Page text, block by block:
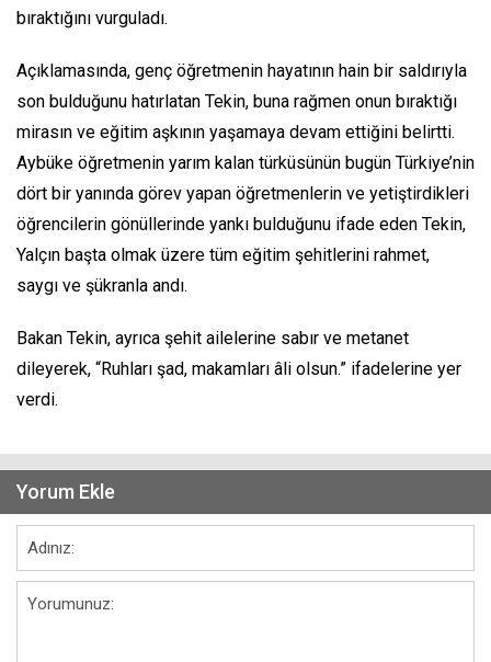
bıraktığını vurguladı.
Açıklamasında, genç öğretmenin hayatının hain bir saldırıyla
son bulduğunu hatırlatan Tekin, buna rağmen onun bıraktığı
mirasın ve eğitim aşkının yaşamaya devam ettiğini belirtti.
Aybüke öğretmenin yarım kalan türküsünün bugün Türkiye’nin
dört bir yanında görev yapan öğretmenlerin ve yetiştirdikleri
öğrencilerin gönüllerinde yankı bulduğunu ifade eden Tekin,
Yalçın başta olmak üzere tüm eğitim şehitlerini rahmet,
saygı ve şükranla andı.
Bakan Tekin, ayrıca şehit ailelerine sabır ve metanet
dileyerek, “Ruhları şad, makamları âli olsun.” ifadelerine yer
verdi.
Yorum Ekle